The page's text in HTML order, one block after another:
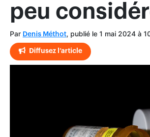
peu
Par Denis Méthot, publié le 1 mai 2024 à
Diffusez l’article